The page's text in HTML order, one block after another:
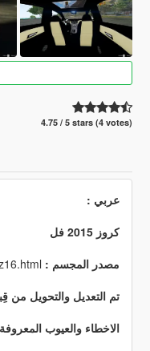
4.75 / 5 stars (4 votes)
عربي :
كروز 2015 فل
مصدر المجسم :
تم التعديل والتحويل من
الاخطاء والعيوب